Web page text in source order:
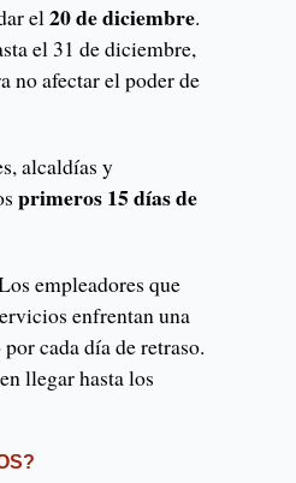
el20 de diciembre.
el 31 de diciembre,
no afectar el poder de
alcaldías y
primeros 15 días de
empleadores que
enfrentan una
cada día de retraso.
llegar hasta los